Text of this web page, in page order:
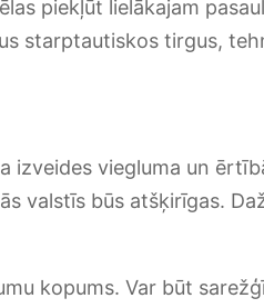
piekļūt lielākajam
starptautiskos tirgus,
izveides viegluma un
valstīs būs atšķirīgas.
kopums. Var būt